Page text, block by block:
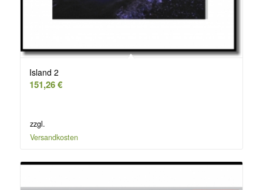
Island 2
151,26€
zzgl.
Versandkosten